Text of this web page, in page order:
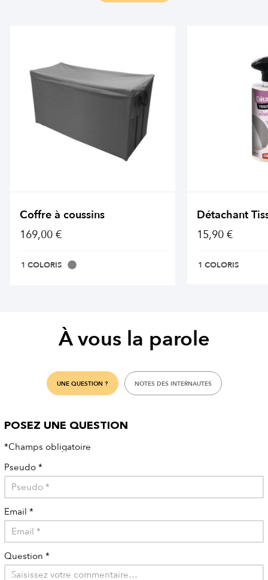
Coffre à coussins
169,00 €
1 COLORIS
Détachant
15,90 €
1 COLORIS
À vous la parole
UNE QUESTION ? NOTES DES INTERNAUTES
POSEZ UNE QUESTION
*Champs obligatoire
Pseudo *
Email *
Question *